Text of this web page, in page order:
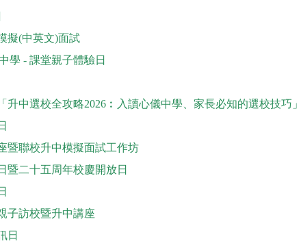
擬(中英文)面試
學 - 課堂親子體驗日
升中選校全攻略2026︰入讀心儀中學、家長必知的選校技巧
暨聯校升中模擬面試工作坊
暨二十五周年校慶開放日
子訪校暨升中講座
日